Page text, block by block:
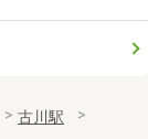
古川駅